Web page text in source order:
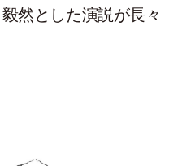
然とした演説が長々